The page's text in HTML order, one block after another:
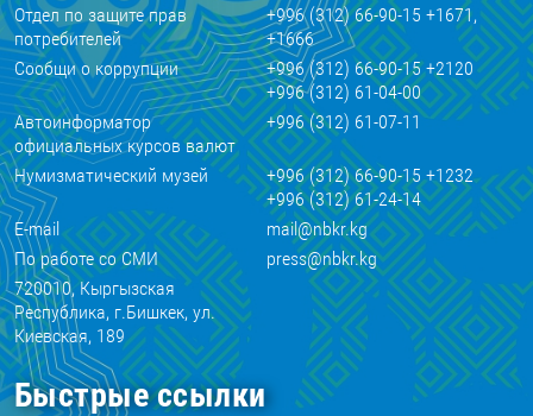
Отдел по защите прав
потребителей
+996 (312) 66-90-15 +1671,
+1666
Сообщи о коррупции
+996 (312) 66-90-15 +2120
+996 (312) 61-04-00
Автоинформатор
официальных курсов валют
+996 (312) 61-07-11
Нумизматический музей
+996 (312) 66-90-15 +1232
+996 (312) 61-24-14
E-mail
mail@nbkr.kg
По работе со СМИ
press@nbkr.kg
720010, Кыргызская
Республика, г.Бишкек, ул.
Киевская, 189
Быстрые ссылки